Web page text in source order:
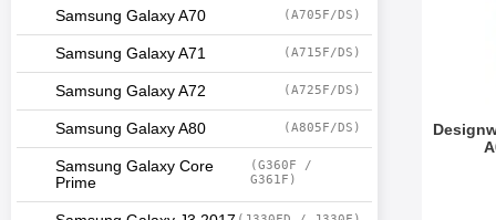
Samsung Galaxy A70 (A705F/DS)
Samsung Galaxy A71 (A715F/DS)
Samsung Galaxy A72 (A725F/DS)
Samsung Galaxy A80 (A805F/DS)
Samsung Galaxy Core
Prime
(G360F /
G361F)
Art. nr